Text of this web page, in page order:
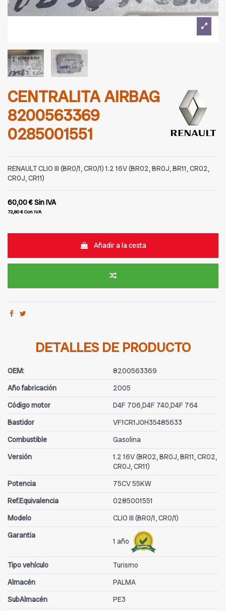
CENTRALITA AIRBAG
8200563369
0285001551
RENAULT CLIO III (BR0/1, CR0/1) 1.2 16V (BR02, BR0J, BR11, CR02,
CR0J, CR11)
60,00 €Sin IVA
72,60 €Con IVA
Añadir a la cesta
DETALLES DE PRODUCTO
OEM:
8200563369
Año fabricación
2005
Código motor
D4F 706,D4F 740,D4F 764
Bastidor
VF1CR1J0H35485633
Combustible
Gasolina
Versión
1.2 16V (BR02, BR0J, BR11, CR02,
CR0J, CR11)
Potencia
75CV 55KW
Ref.Equivalencia
0285001551
Modelo
CLIO III (BR0/1, CR0/1)
Garantia
1 año
Tipo vehículo
Turismo
Almacén
PALMA
SubAlmacén
PE3